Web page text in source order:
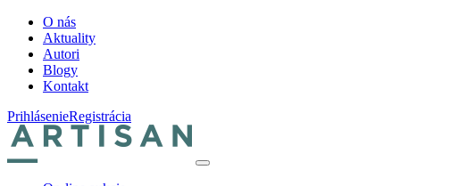
O nás
Aktuality
Autori
Blogy
Kontakt
PrihlásenieRegistrácia